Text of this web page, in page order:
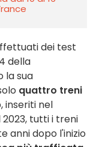
dei test
della
la sua
quattro treni
inseriti nel
tutti i treni
anni dopo l'inizio